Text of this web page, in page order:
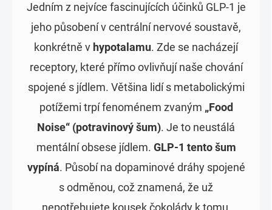
Jedním z nejvíce fascinujících účinků GLP-1 je
jeho působení v centrální nervové soustavě,
konkrétně v hypotalamu. Zde se nacházejí
receptory, které přímo ovlivňují naše chování
spojené s jídlem. Většina lidí s metabolickými
potížemi trpí fenoménem zvaným „Food
Noise“ (potravinový šum). Je to neustálá
mentální obsese jídlem. GLP-1 tento šum
vypíná. Působí na dopaminové dráhy spojené
s odměnou, což znamená, že už
nepotřebujete kousek čokolády k tomu,